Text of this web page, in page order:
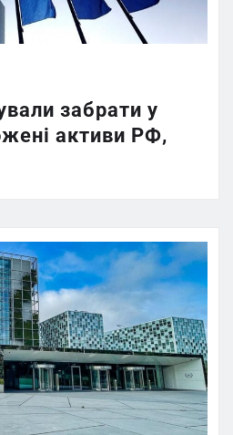
забрати у
активи РФ,